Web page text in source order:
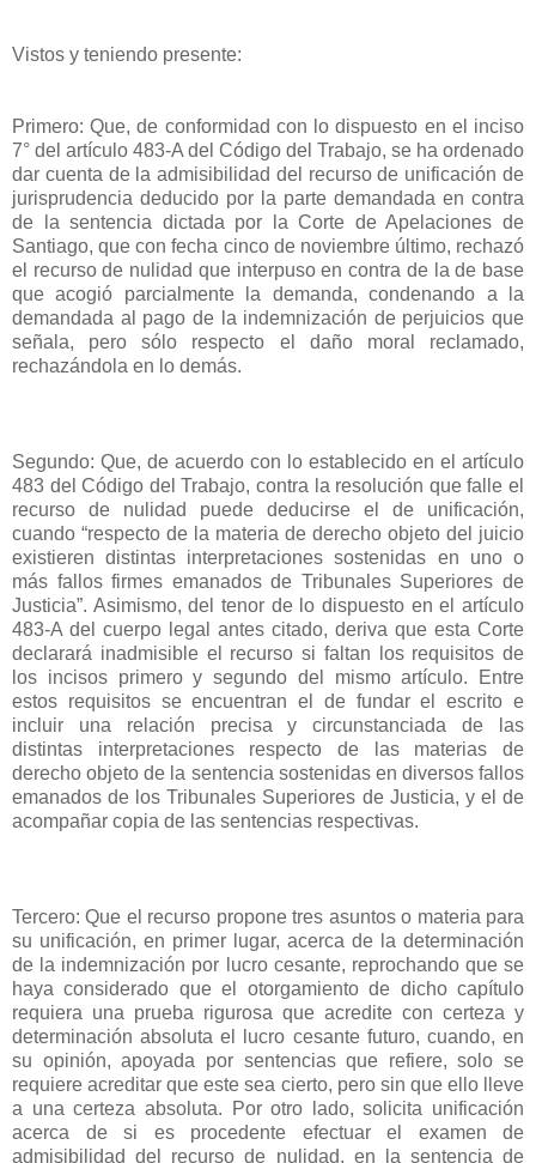
Vistos y teniendo presente:
Primero: Que, de conformidad con lo dispuesto en el inciso
7° del artículo 483-A del Código del Trabajo, se ha ordenado
dar cuenta de la admisibilidad del recurso de unificación de
jurisprudencia deducido por la parte demandada en contra
de la sentencia dictada por la Corte de Apelaciones de
Santiago, que con fecha cinco de noviembre último, rechazó
el recurso de nulidad que interpuso en contra de la de base
que acogió parcialmente la demanda, condenando a la
demandada al pago de la indemnización de perjuicios que
señala, pero sólo respecto el daño moral reclamado,
rechazándola en lo demás.
Segundo: Que, de acuerdo con lo establecido en el artículo
483 del Código del Trabajo, contra la resolución que falle el
recurso de nulidad puede deducirse el de unificación,
cuando “respecto de la materia de derecho objeto del juicio
existieren distintas interpretaciones sostenidas en uno o
más fallos firmes emanados de Tribunales Superiores de
Justicia”. Asimismo, del tenor de lo dispuesto en el artículo
483-A del cuerpo legal antes citado, deriva que esta Corte
declarará inadmisible el recurso si faltan los requisitos de
los incisos primero y segundo del mismo artículo. Entre
estos requisitos se encuentran el de fundar el escrito e
incluir una relación precisa y circunstanciada de las
distintas interpretaciones respecto de las materias de
derecho objeto de la sentencia sostenidas en diversos fallos
emanados de los Tribunales Superiores de Justicia, y el de
acompañar copia de las sentencias respectivas.
Tercero: Que el recurso propone tres asuntos o materia para
su unificación, en primer lugar, acerca de la determinación
de la indemnización por lucro cesante, reprochando que se
haya considerado que el otorgamiento de dicho capítulo
requiera una prueba rigurosa que acredite con certeza y
determinación absoluta el lucro cesante futuro, cuando, en
su opinión, apoyada por sentencias que refiere, solo se
requiere acreditar que este sea cierto, pero sin que ello lleve
a una certeza absoluta. Por otro lado, solicita unificación
acerca de si es procedente efectuar el examen de
admisibilidad del recurso de nulidad, en la sentencia de